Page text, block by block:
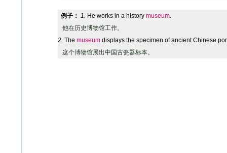
例子： 1. He works in a history museum.
他在历史博物馆工作。
2. The museum displays the specimen of ancient Chinese
这个博物馆展出中国古瓷器标本。